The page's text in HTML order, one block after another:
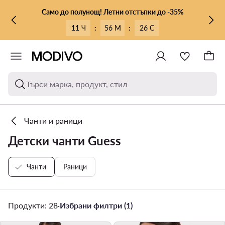
КЪМ ОСНОВНОТО СЪДЪРЖАНИЕ
КЪМ ТЪРСЕНЕСамо до полунощ! Летни отстъпки до -35%
11 Ч
: 56 М : 24 С
Търси марка, продукт, стил
Чанти и раници
Детски чанти Guess
Чанти Раници
Продукти: 28·Избрани филтри (1)